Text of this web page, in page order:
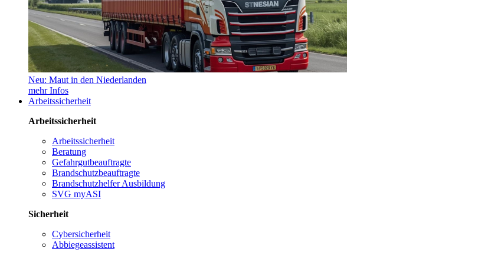
Neu: Maut in den Niederlanden
mehr Infos
Arbeitssicherheit
Arbeitssicherheit
Arbeitssicherheit
Beratung
Gefahrgutbeauftragte
Brandschutzbeauftragte
Brandschutzhelfer Ausbildung
SVG myASI
Sicherheit
Cybersicherheit
Abbiegeassistent